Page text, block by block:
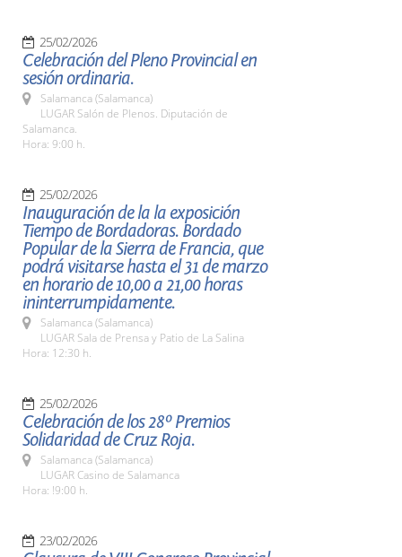
25/02/2026
Celebración del Pleno Provincial en
sesión ordinaria.
Salamanca (Salamanca)
LUGAR Salón de Plenos. Diputación de
Salamanca.
Hora: 9:00 h.
25/02/2026
Inauguración de la la exposición
Tiempo de Bordadoras. Bordado
Popular de la Sierra de Francia, que
podrá visitarse hasta el 31 de marzo
en horario de 10,00 a 21,00 horas
ininterrumpidamente.
Salamanca (Salamanca)
LUGAR Sala de Prensa y Patio de La Salina
Hora: 12:30 h.
25/02/2026
Celebración de los 28º Premios
Solidaridad de Cruz Roja.
Salamanca (Salamanca)
LUGAR Casino de Salamanca
Hora: !9:00 h.
23/02/2026